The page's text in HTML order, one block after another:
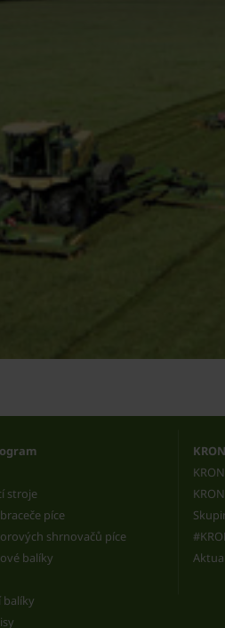
stroje
píce
shrnovačů píce
balíky
balíky